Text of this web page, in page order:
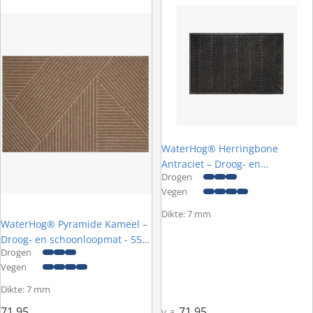
WaterHog® Pyramide Kameel –
Droog- en schoonloopmat - 55 x
85 cm
Drogen
Vegen
Dikte: 7 mm
WaterHog® Herringbone
Antraciet – Droog- en
schoonloopmat
Drogen
Vegen
Dikte: 7 mm